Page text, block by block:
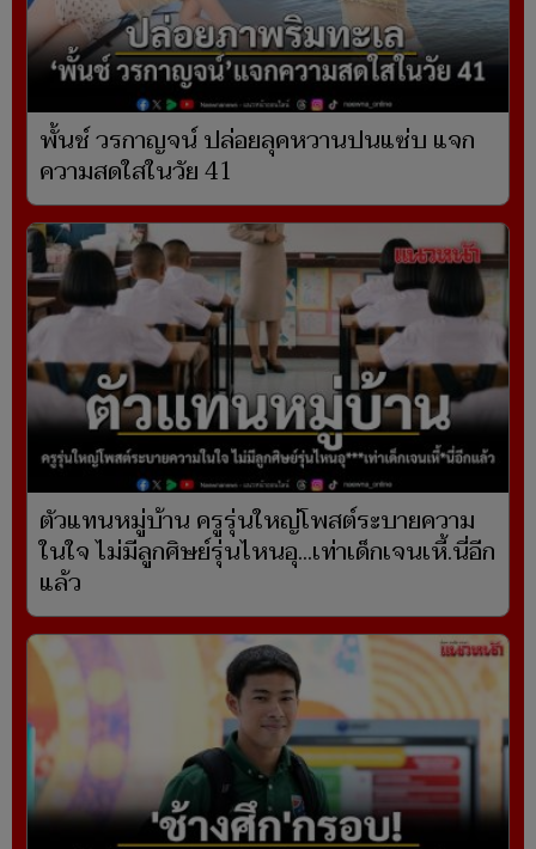
พั้นช์ วรกาญจน์ ปล่อยลุคหวานปนแซ่บ แจก
ความสดใสในวัย 41
ตัวแทนหมู่บ้าน ครูรุ่นใหญ่โพสต์ระบายความ
ในใจ ไม่มีลูกศิษย์รุ่นไหนอุ...เท่าเด็กเจนเหี้.นี่อีก
แล้ว